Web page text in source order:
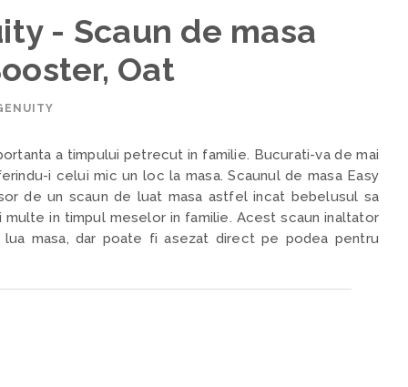
- Scaun de masa
Oat
a timpului petrecut in familie. Bucurati-va de mai
i celui mic un loc la masa. Scaunul de masa Easy
de un scaun de luat masa astfel incat bebelusul sa
multe in timpul meselor in familie. Acest scaun inaltator
masa, dar poate fi asezat direct pe podea pentru